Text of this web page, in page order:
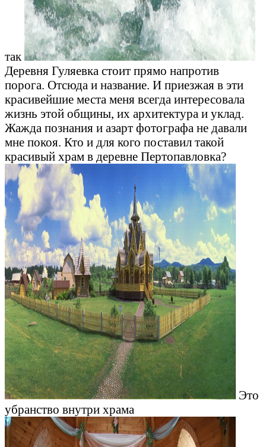
так
Деревня Гуляевка стоит прямо напротив
порога. Отсюда и название. И приезжая в эти
красивейшие места меня всегда интересовала
жизнь этой общины, их архитектура и уклад.
Жажда познания и азарт фотографа не давали
мне покоя. Кто и для кого поставил такой
красивый храм в деревне Пертопавловка?
Это
убранство внутри храма